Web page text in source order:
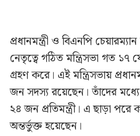
প্রধানমন্ত্রী ও বিএনপি
নেতৃত্বে গঠিত মন্ত্রিসভা গত ১৭
গ্রহণ করে। এই মন্ত্রিসভায়
জন সদস্য রয়েছেন। তাঁদের
২৪ জন প্রতিমন্ত্রী। এ ছাড়া
অন্তর্ভুক্ত হয়েছেন।